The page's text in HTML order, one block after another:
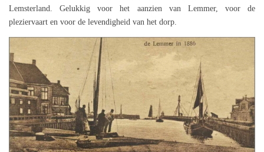
Lemsterland. Gelukkig voor het aanzien van Lemmer, voor de
pleziervaart en voor de levendigheid van het dorp.